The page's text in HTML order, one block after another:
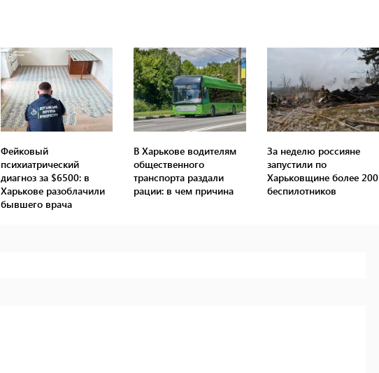
Фейковый
психиатрический
диагноз за $6500: в
Харькове разоблачили
бывшего врача
В Харькове водителям
общественного
транспорта раздали
рации: в чем причина
За неделю россияне
запустили по
Харьковщине более 200
беспилотников